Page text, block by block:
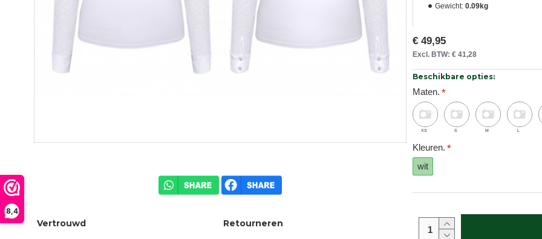
8,4
Vertrouwd Retourneren
Gewicht: 0.09kg
€ 49,95
Excl. BTW: € 41,28
Beschikbare opties:
Maten.
XS S M L
Kleuren.
wit